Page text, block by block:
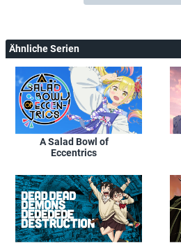
Ähnliche Serien
A Salad Bowl of
Eccentrics